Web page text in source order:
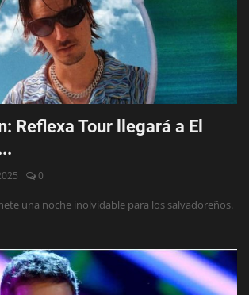
Reflexa Tour llegará a El
0
una noche inolvidable para los salvadoreños.